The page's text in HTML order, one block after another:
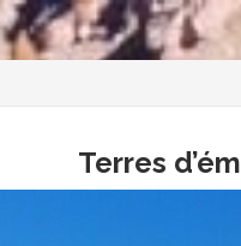
Terres